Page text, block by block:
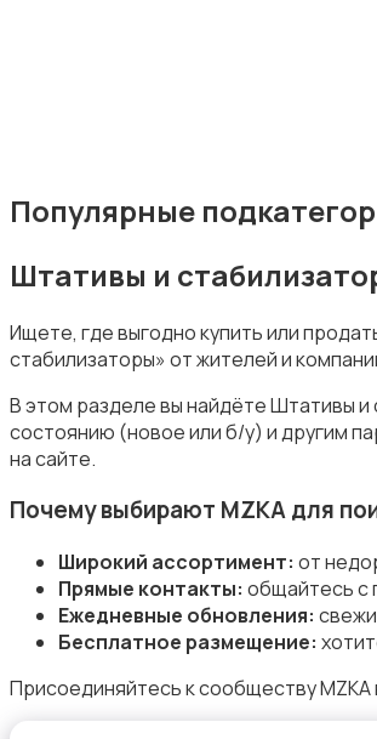
Студийное оборудование
Цифровые фоторамки
Компактные фотопринтеры
Популярные
Штативы и
Ищете, где выгодно купить или
стабилизаторы» от жителей и
В этом разделе вы найдёте Штативы
состоянию (новое или б/у) и другим
на сайте.
Почему выбирают MZKA для
Широкий ассортимент: от
Прямые контакты: общайтесь с
Ежедневные обновления:
Бесплатное размещение:
Присоединяйтесь к сообществу